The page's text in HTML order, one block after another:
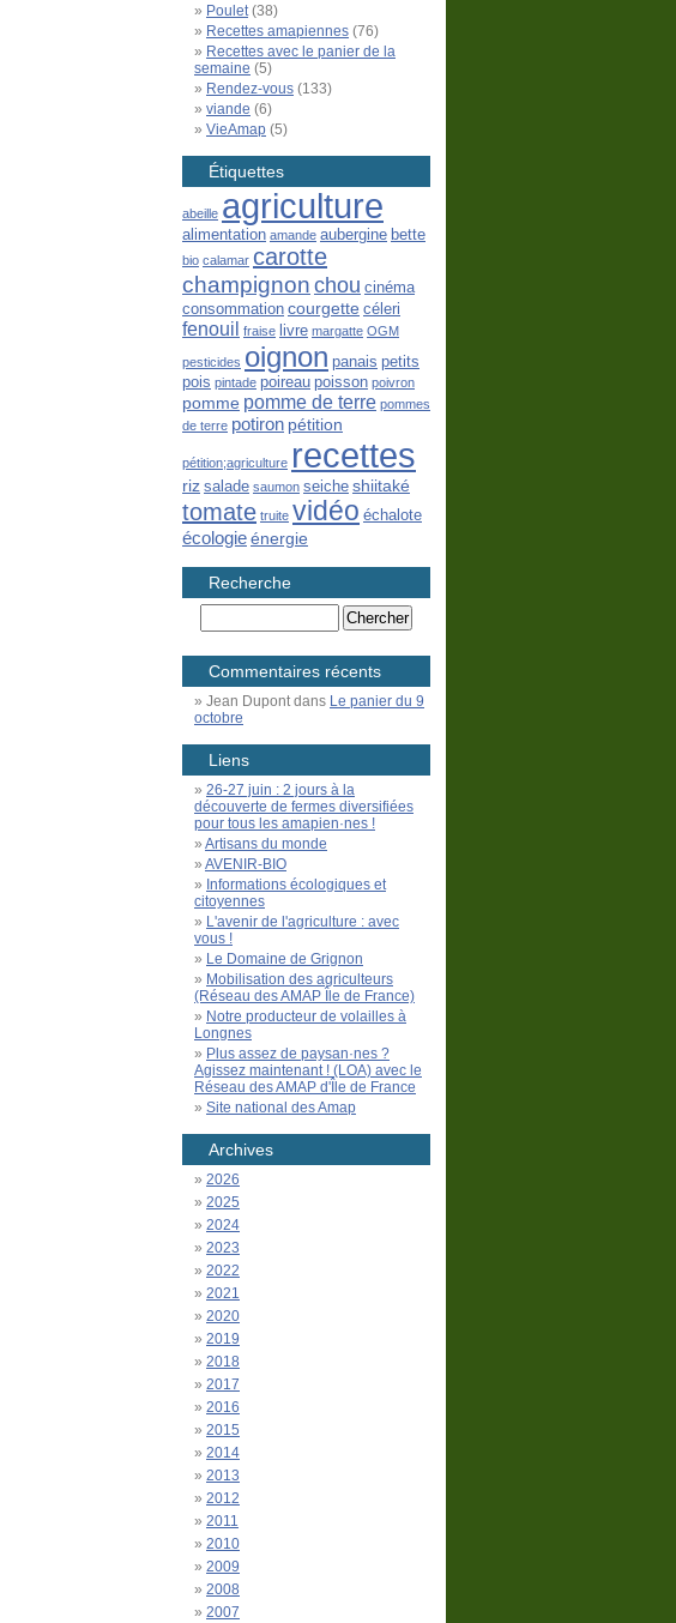
Poulet(38)
Recettes amapiennes (76)
Recettes avec le panier de la
semaine (5)
Rendez-vous (133)
viande (6)
VieAmap (5)
Étiquettes
abeille agriculture
alimentation amande aubergine bette
bio calamar carotte
champignon chou cinéma
consommation courgette céleri
fenouil fraise livre margatte OGM
pesticides oignon panais petits
pois pintade poireau poisson poivron
pomme pomme de terre pommes
de terre potiron pétition
pétition;agriculture recettes
riz salade saumon seiche shiitaké
tomate truite vidéo échalote
écologieénergie
Recherche
Commentaires récents
Jean Dupontdans Le panier du 9
octobre
Liens
26-27 juin : 2 jours à la
découverte de fermes diversifiées
pour tous les amapien·nes !
Artisans du monde
AVENIR-BIO
Informations écologiques et
citoyennes
L'avenir de l'agriculture : avec
vous !
Le Domaine de Grignon
Mobilisation des agriculteurs
(Réseau des AMAP Île de France)
Notre producteur de volailles à
Longnes
Plus assez de paysan·nes ?
Agissez maintenant ! (LOA) avec le
Réseau des AMAP d'Île de France
Site national des Amap
Archives
2026
2025
2024
2023
2022
2021
2020
2019
2018
2017
2016
2015
2014
2013
2012
2011
2010
2009
2008
2007